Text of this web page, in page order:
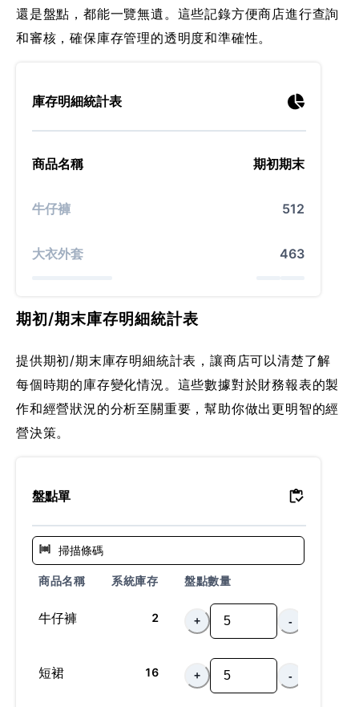
還是盤點，都能一覽無遺。這些記錄方便商店進行查詢
和審核，確保庫存管理的透明度和準確性。
庫存明細統計表
商品名稱 期初期末
牛仔褲 512
大衣外套 463
期初/期末庫存明細統計表
提供期初/期末庫存明細統計表，讓商店可以清楚了解
每個時期的庫存變化情況。這些數據對於財務報表的製
作和經營狀況的分析至關重要，幫助你做出更明智的經
營決策。
盤點單
商品名稱 系統庫存 盤點數量
牛仔褲 2 + -
短裙 16 + -